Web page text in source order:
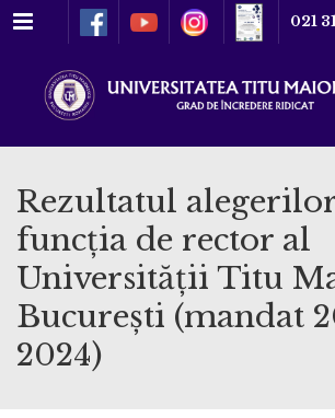
Meniu 021
Rezultatul
funcția de rector al
Universității Titu
București (mandat
2024)